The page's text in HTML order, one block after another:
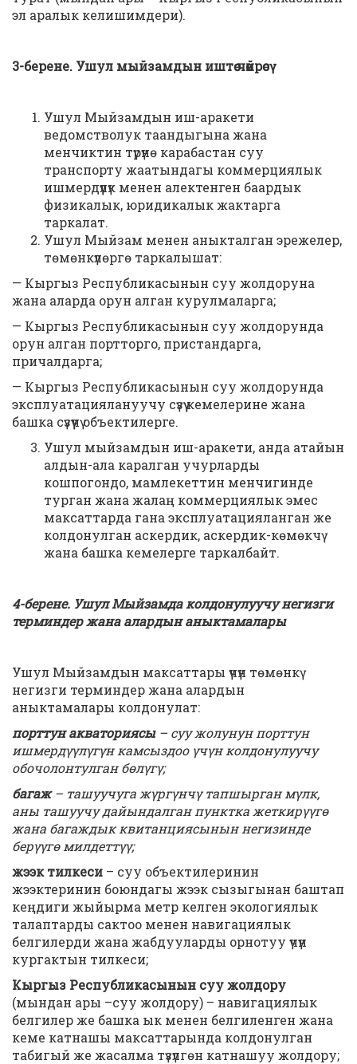
эл аралык келишимдери).
3-берене. Ушул мыйзамдын иштөө чөйрөсү
Ушул Мыйзамдын иш-аракети
ведомстволук таандыгына жана
менчиктин түрүнө карабастан суу
транспорту жаатындагы коммерциялык
ишмердүүлүк менен алектенген баардык
физикалык, юридикалык жактарга
таркалат.
Ушул Мыйзам менен аныкталган эрежелер,
төмөнкүлөргө таркалышат:
— Кыргыз Республикасынын суу жолдоруна
жана аларда орун алган курулмаларга;
— Кыргыз Республикасынын суу жолдорунда
орун алган портторго, пристандарга,
причалдарга;
— Кыргыз Республикасынын суу жолдорунда
эксплуатациялануучу сүзүү кемелерине жана
башка сүзүүчү объектилерге.
Ушул мыйзамдын иш-аракети, анда атайын
алдын-ала каралган учурларды
кошпогондо, мамлекеттин менчигинде
турган жана жалаң коммерциялык эмес
максаттарда гана эксплуатацияланган же
колдонулган аскердик, аскердик-көмөкчү
жана башка кемелерге таркалбайт.
4-берене. Ушул Мыйзамда колдонулуучу негизги
терминдер жана алардын аныктамалары
Ушул Мыйзамдын максаттары үчүн төмөнкү
негизги терминдер жана алардын
аныктамалары колдонулат:
порттун акваториясы– суу жолунун порттун
ишмердүүлүгүн камсыздоо үчүн колдонулуучу
обочолонтулган бөлүгү;
багаж– ташуучуга жүргүнчү тапшырган мүлк,
аны ташуучу дайындалган пунктка жеткирүүгө
жана багаждык квитанциясынын негизинде
берүүгө милдеттүү;
жээк тилкеси – суу объектилеринин
жээктеринин боюндагы жээк сызыгынан баштап
кеңдиги жыйырма метр келген экологиялык
талаптарды сактоо менен навигациялык
белгилерди жана жабдууларды орнотуу үчүн
кургактын тилкеси;
Кыргыз Республикасынын суу жолдору
(мындан ары –суу жолдору) – навигациялык
белгилер же башка ык менен белгиленген жана
кеме катнашы максаттарында колдонулган
табигый же жасалма түзүлгөн катнашуу жолдору;